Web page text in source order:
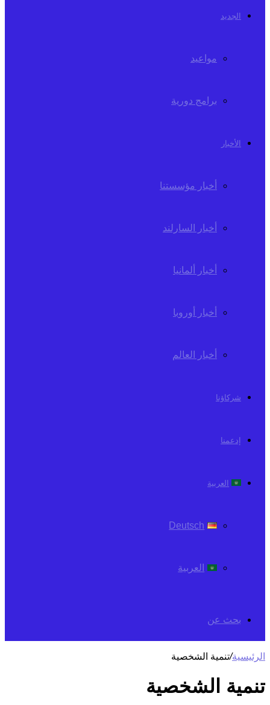
الجديد
مواعيد
برامج دورية
الأخبار
أخبار مؤسستنا
أخبار السارلند
أخبار ألمانيا
أخبار أوروبا
أخبار العالم
شركاؤنا
إدعمنا
العربية
Deutsch
العربية
بحث عن
الرئيسية/تنمية الشخصية
تنمية الشخصية